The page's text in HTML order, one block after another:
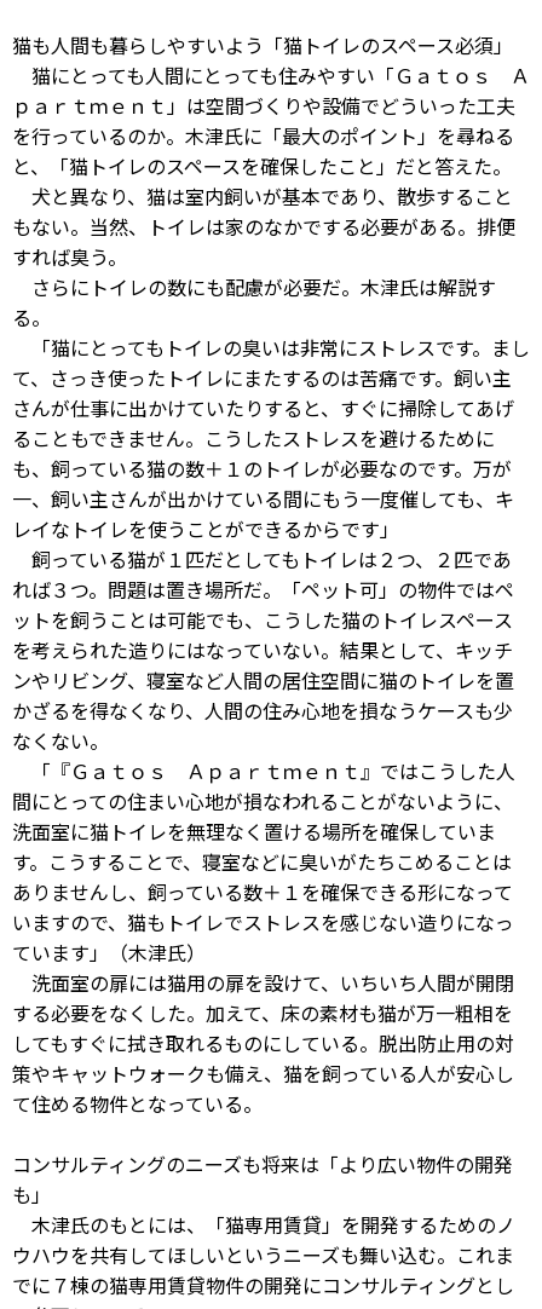
猫も人間も暮らしやすいよう「猫トイレのスペース必須」
猫にとっても人間にとっても住みやすい「Ｇａｔｏｓ Ａ
ｐａｒｔｍｅｎｔ」は空間づくりや設備でどういった工夫
を行っているのか。木津氏に「最大のポイント」を尋ねる
と、「猫トイレのスペースを確保したこと」だと答えた。
犬と異なり、猫は室内飼いが基本であり、散歩すること
もない。当然、トイレは家のなかでする必要がある。排便
すれば臭う。
さらにトイレの数にも配慮が必要だ。木津氏は解説す
る。
「猫にとってもトイレの臭いは非常にストレスです。まし
て、さっき使ったトイレにまたするのは苦痛です。飼い主
さんが仕事に出かけていたりすると、すぐに掃除してあげ
ることもできません。こうしたストレスを避けるために
も、飼っている猫の数＋１のトイレが必要なのです。万が
一、飼い主さんが出かけている間にもう一度催しても、キ
レイなトイレを使うことができるからです」
飼っている猫が１匹だとしてもトイレは２つ、２匹であ
れば３つ。問題は置き場所だ。「ペット可」の物件ではペ
ットを飼うことは可能でも、こうした猫のトイレスペース
を考えられた造りにはなっていない。結果として、キッチ
ンやリビング、寝室など人間の居住空間に猫のトイレを置
かざるを得なくなり、人間の住み心地を損なうケースも少
なくない。
「『Ｇａｔｏｓ Ａｐａｒｔｍｅｎｔ』ではこうした人
間にとっての住まい心地が損なわれることがないように、
洗面室に猫トイレを無理なく置ける場所を確保していま
す。こうすることで、寝室などに臭いがたちこめることは
ありませんし、飼っている数＋１を確保できる形になって
いますので、猫もトイレでストレスを感じない造りになっ
ています」（木津氏）
洗面室の扉には猫用の扉を設けて、いちいち人間が開閉
する必要をなくした。加えて、床の素材も猫が万一粗相を
してもすぐに拭き取れるものにしている。脱出防止用の対
策やキャットウォークも備え、猫を飼っている人が安心し
て住める物件となっている。
コンサルティングのニーズも将来は「より広い物件の開発
も」
木津氏のもとには、「猫専用賃貸」を開発するためのノ
ウハウを共有してほしいというニーズも舞い込む。これま
でに７棟の猫専用賃貸物件の開発にコンサルティングとし